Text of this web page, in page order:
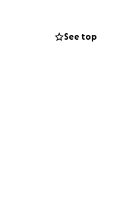
See top